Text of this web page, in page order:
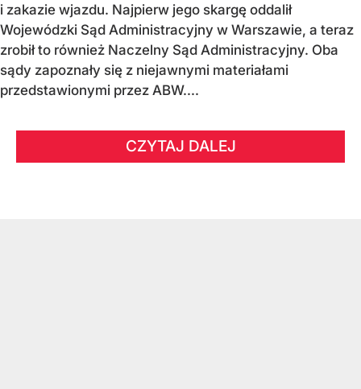
i zakazie wjazdu. Najpierw jego skargę oddalił
Wojewódzki Sąd Administracyjny w Warszawie, a teraz
zrobił to również Naczelny Sąd Administracyjny. Oba
sądy zapoznały się z niejawnymi materiałami
przedstawionymi przez ABW....
CZYTAJ DALEJ